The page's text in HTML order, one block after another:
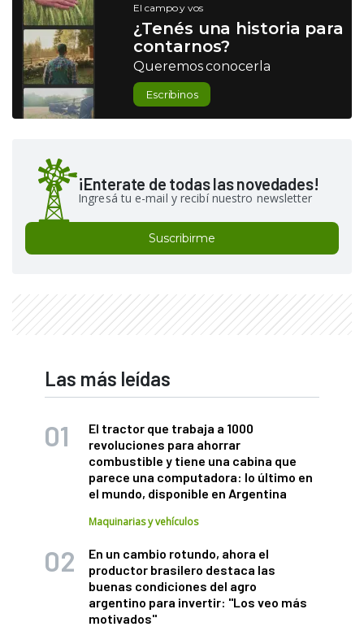
El campo y vos
¿Tenés una historia para
contarnos?
Queremos conocerla
Escribinos
¡Enterate de todas las novedades!
Ingresá tu e-mail y recibí nuestro newsletter
Suscribirme
Las más leídas
El tractor que trabaja a 1000
revoluciones para ahorrar
combustible y tiene una cabina que
parece una computadora: lo último en
el mundo, disponible en Argentina
Maquinarias y vehículos
En un cambio rotundo, ahora el
productor brasilero destaca las
buenas condiciones del agro
argentino para invertir: "Los veo más
motivados"